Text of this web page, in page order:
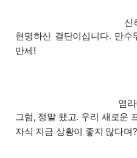
신
현명하신 결단이십니다. 만
만세!
염
그럼, 정말 됐고. 우리 새로운
자식 지금 상황이 좋지 않다며?